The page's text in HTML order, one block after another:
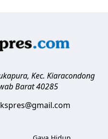
Kec. Kiaracondong
Barat 40285